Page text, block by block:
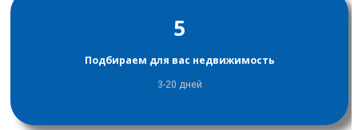
5
Подбираем для вас недвижимость
3-20 дней